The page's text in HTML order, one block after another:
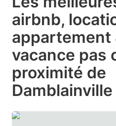
date.
Press
question
mark
key
airbnb,
appartement
vacance pas
proximité de
Damblainville